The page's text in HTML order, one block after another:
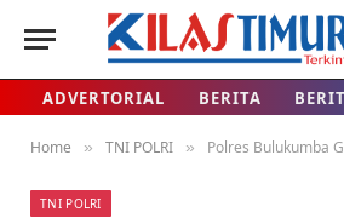
ADVERTORIAL BERITA
Home » TNI POLRI » Polres Bulukumba Gelar Apel Siaga
TNI POLRI